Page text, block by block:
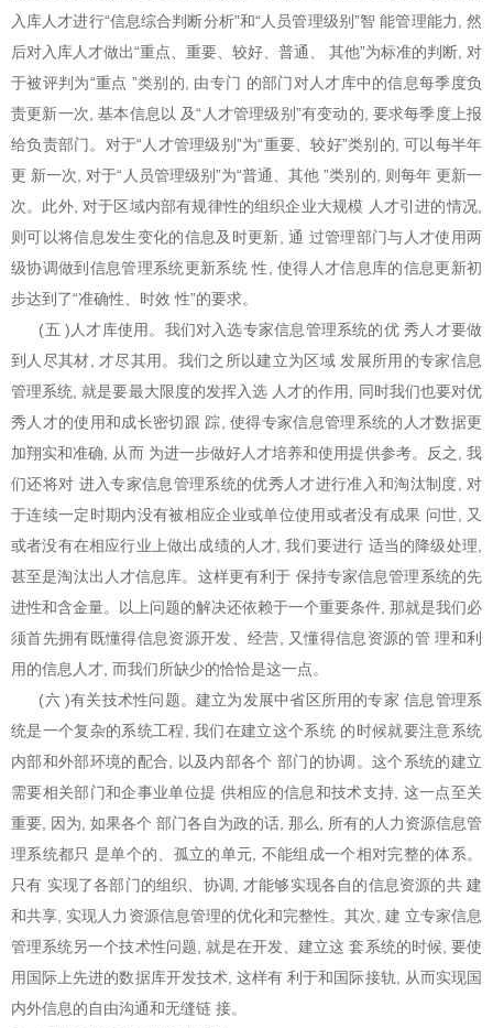
入库人才进行“信息综合判断分析”和“人员管理级别”智 能管理能力, 然
后对入库人才做出“重点、重要、较好、普通、 其他”为标准的判断, 对
于被评判为“重点 ”类别的, 由专门 的部门对人才库中的信息每季度负
责更新一次, 基本信息以 及“人才管理级别”有变动的, 要求每季度上报
给负责部门。对于“人才管理级别”为“重要、较好”类别的, 可以每半年
更 新一次, 对于“人员管理级别”为“普通、其他 ”类别的, 则每年 更新一
次。此外, 对于区域内部有规律性的组织企业大规模 人才引进的情况,
则可以将信息发生变化的信息及时更新, 通 过管理部门与人才使用两
级协调做到信息管理系统更新系统 性, 使得人才信息库的信息更新初
步达到了“准确性、时效 性”的要求。
(五 )人才库使用。我们对入选专家信息管理系统的优 秀人才要做
到人尽其材, 才尽其用。我们之所以建立为区域 发展所用的专家信息
管理系统, 就是要最大限度的发挥入选 人才的作用, 同时我们也要对优
秀人才的使用和成长密切跟 踪, 使得专家信息管理系统的人才数据更
加翔实和准确, 从而 为进一步做好人才培养和使用提供参考。反之, 我
们还将对 进入专家信息管理系统的优秀人才进行准入和淘汰制度, 对
于连续一定时期内没有被相应企业或单位使用或者没有成果 问世, 又
或者没有在相应行业上做出成绩的人才, 我们要进行 适当的降级处理,
甚至是淘汰出人才信息库。这样更有利于 保持专家信息管理系统的先
进性和含金量。以上问题的解决还依赖于一个重要条件, 那就是我们必
须首先拥有既懂得信息资源开发、经营, 又懂得信息资源的管 理和利
用的信息人才, 而我们所缺少的恰恰是这一点。
(六 )有关技术性问题。建立为发展中省区所用的专家 信息管理系
统是一个复杂的系统工程, 我们在建立这个系统 的时候就要注意系统
内部和外部环境的配合, 以及内部各个 部门的协调。这个系统的建立
需要相关部门和企事业单位提 供相应的信息和技术支持, 这一点至关
重要, 因为, 如果各个 部门各自为政的话, 那么, 所有的人力资源信息管
理系统都只 是单个的、孤立的单元, 不能组成一个相对完整的体系。
只有 实现了各部门的组织、协调, 才能够实现各自的信息资源的共 建
和共享, 实现人力资源信息管理的优化和完整性。其次, 建 立专家信息
管理系统另一个技术性问题, 就是在开发、建立这 套系统的时候, 要使
用国际上先进的数据库开发技术, 这样有 利于和国际接轨, 从而实现国
内外信息的自由沟通和无缝链 接。